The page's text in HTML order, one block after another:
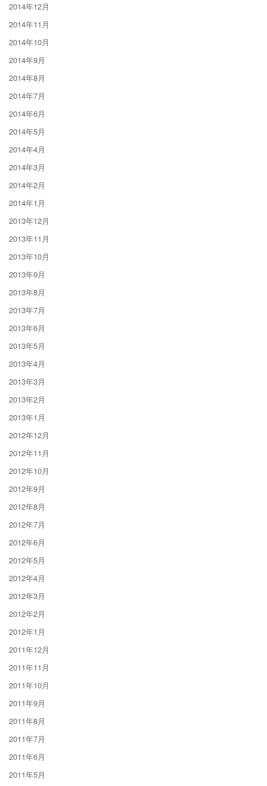
2014年12月
2014年11月
2014年10月
2014年9月
2014年8月
2014年7月
2014年6月
2014年5月
2014年4月
2014年3月
2014年2月
2014年1月
2013年12月
2013年11月
2013年10月
2013年9月
2013年8月
2013年7月
2013年6月
2013年5月
2013年4月
2013年3月
2013年2月
2013年1月
2012年12月
2012年11月
2012年10月
2012年9月
2012年8月
2012年7月
2012年6月
2012年5月
2012年4月
2012年3月
2012年2月
2012年1月
2011年12月
2011年11月
2011年10月
2011年9月
2011年8月
2011年7月
2011年6月
2011年5月